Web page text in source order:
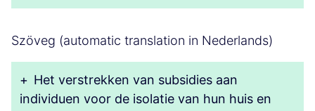
Szöveg (automatic translation in Nederlands)
+ Het verstrekken van subsidies aan
individuen voor de isolatie van hun huis en